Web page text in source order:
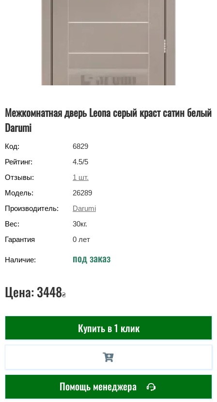
Межкомнатная дверь Leona серый краст сатин белый
Darumi
Код:
6829
Рейтинг:
4.5/5
Отзывы:
1 шт.
Модель:
26289
Производитель:
Darumi
Вес:
30кг.
Гарантия
0 лет
Наличие: под заказ
Цена: 3448₴
Купить в 1 клик
Помощь менеджера